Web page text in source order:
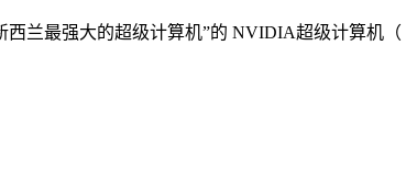
兰最强大的超级计算机”的 NVIDIA超级计算机（